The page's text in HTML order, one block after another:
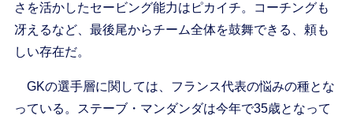
さを活かしたセービング能力はピカイチ。コーチングも
冴えるなど、最後尾からチーム全体を鼓舞できる、頼も
しい存在だ。
GKの選手層に関しては、フランス代表の悩みの種とな
っている。ステーブ・マンダンダは今年で35歳となって